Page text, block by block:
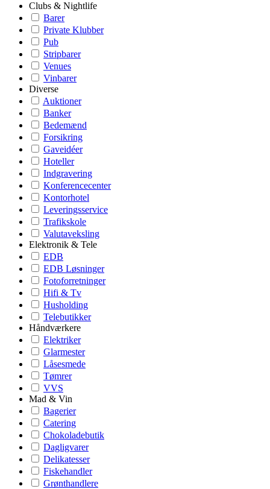
Clubs & Nightlife
Barer
Private Klubber
Pub
Stripbarer
Venues
Vinbarer
Diverse
Auktioner
Banker
Bedemænd
Forsikring
Gaveidéer
Hoteller
Indgravering
Konferencecenter
Kontorhotel
Leveringsservice
Trafikskole
Valutaveksling
Elektronik & Tele
EDB
EDB Løsninger
Fotoforretninger
Hifi & Tv
Husholding
Telebutikker
Håndværkere
Elektriker
Glarmester
Låsesmede
Tømrer
VVS
Mad & Vin
Bagerier
Catering
Chokoladebutik
Dagligvarer
Delikatesser
Fiskehandler
Grønthandlere